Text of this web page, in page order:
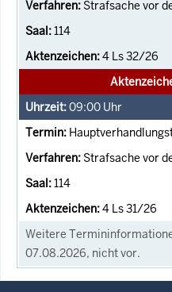
Strafsache vor
114
4 Ls 32/26
09:00 Uhr
Strafsache vor
114
4 Ls 31/26
Weitere
07.08.2026, nicht vor.